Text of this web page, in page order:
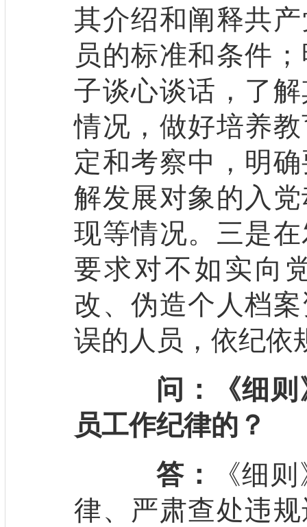
其介绍和阐释共
员的标准和条件
子谈心谈话，了
情况，做好培养
定和考察中，明
解发展对象的入
现等情况。三是
要求对不如实向
改、伪造个人档
误的人员，依纪依
问：《细则
员工作纪律的？
答：
《细
律、严肃查处违